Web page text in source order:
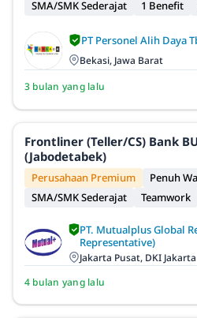
SMA/SMK Sederajat 1 Benefit
PT Personel Alih Daya
Bekasi, Jawa Barat
3 bulan yang lalu
Frontliner (Teller/CS) Bank
(Jabodetabek)
Perusahaan Premium Penuh
SMA/SMK Sederajat
Teamwork
PT. Mutualplus Global
Representative)
Jakarta Pusat, DKI Jakarta
4 bulan yang lalu